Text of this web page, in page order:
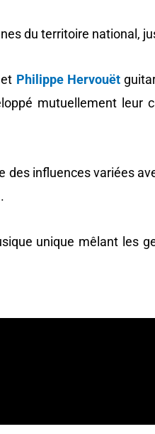
du territoire national,
Philippe Hervouët
mutuellement
des influences variées
unique mêlant les